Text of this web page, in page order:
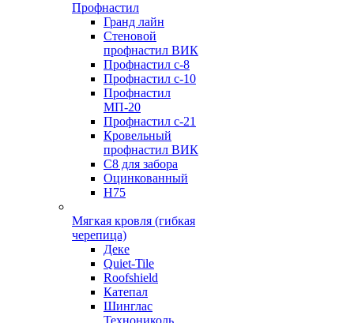
Профнастил
Гранд лайн
Стеновой
профнастил ВИК
Профнастил с-8
Профнастил с-10
Профнастил
МП-20
Профнастил с-21
Кровельный
профнастил ВИК
С8 для забора
Оцинкованный
Н75
Мягкая кровля (гибкая
черепица)
Деке
Quiet-Tile
Roofshield
Катепал
Шинглас
Технониколь